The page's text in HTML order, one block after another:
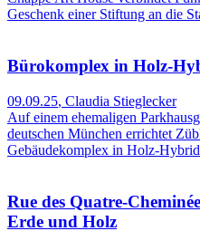
Geschenk einer Stiftung an die
Bürokomplex in Holz-
09.09.25, Claudia Stieglecker
Auf einem ehemaligen
deutschen München errichtet
Gebäudekomplex in Holz-
Rue des Quatre-
Erde und Holz